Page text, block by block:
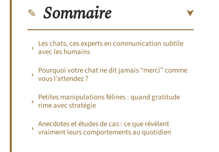
Sommaire
Les chats, ces experts en communication subtile
avec les humains
Pourquoi votre chat ne dit jamais “merci” comme
vous l’attendez ?
Petites manipulations félines : quand gratitude
rime avec stratégie
Anecdotes et études de cas : ce que révèlent
vraiment leurs comportements au quotidien